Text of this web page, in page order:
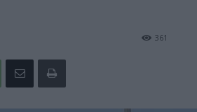
361